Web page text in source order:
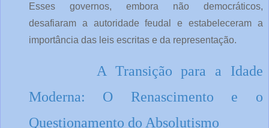
Esses governos, embora não democráticos,
desafiaram a autoridade feudal e estabeleceram a
importância das leis escritas e da representação.
A Transição para a Idade
Moderna: O Renascimento e o
Questionamento do Absolutismo